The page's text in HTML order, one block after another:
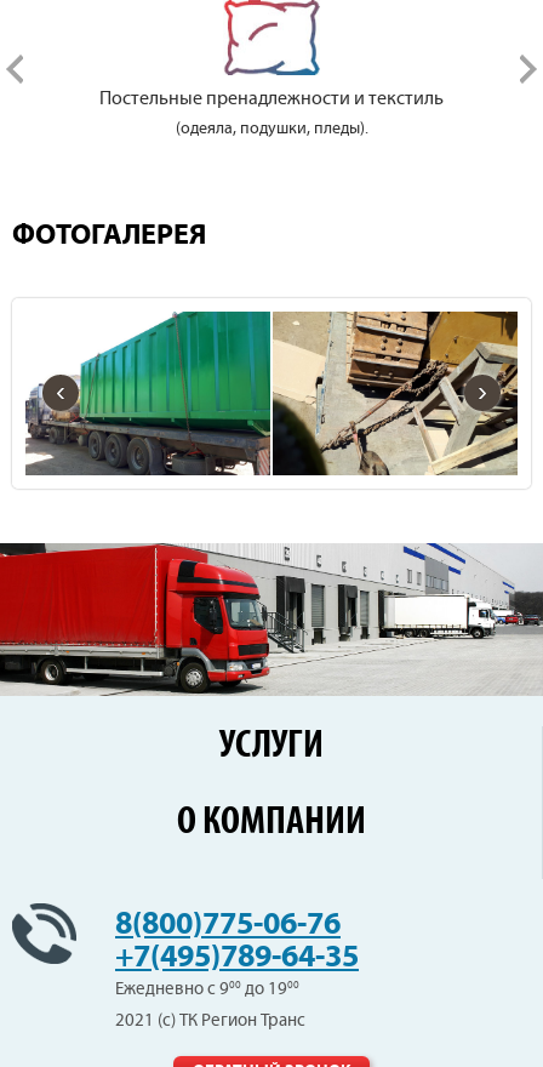
Постельные пренадлежности и текстиль
(одеяла, подушки, пледы).
ФОТОГАЛЕРЕЯ
‹ ›
УСЛУГИ
Железнодорожные перевозки
Негабаритные перевозки
О КОМПАНИИ
Клиенты
Вопрос-Ответ
Отзывы
Вакансии
8(800)775-06-76
+7(495)789-64-35
Ежедневно с 900 до 1900
2021 (с) ТК Регион Транс